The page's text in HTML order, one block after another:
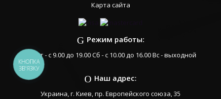
Карта сайта
Режим работы:
Пн-Пт - с 9.00 до 19.00 Сб - с 10.00 до 16.00 Вс - выходной
Наш адрес:
Украина, г. Киев, пр. Европейского союза, 35
КНОПКА
ЗВ'ЯЗКУ